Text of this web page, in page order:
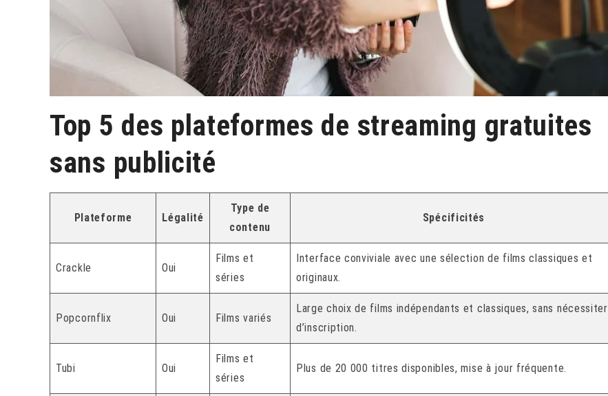
Top 5 des plateformes de streaming gratuites
sans publicité
Plateforme Légalité
Type de
contenu
Spécificités
Crackle Oui
Films et
séries
Interface conviviale avec une sélection de films classiques et
originaux.
Popcornflix Oui Films variés
Large choix de films indépendants et classiques, sans nécessiter
d’inscription.
Tubi Oui
Films et
séries
Plus de 20 000 titres disponibles, mise à jour fréquente.